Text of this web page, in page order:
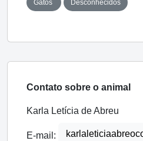
Gatos Desconhecidos
Contato sobre o animal
Karla Letícia de Abreu
E-mail: